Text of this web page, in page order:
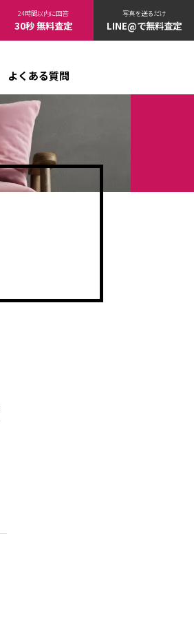
24時間以内に回答
30秒 無料査定
写真を送るだけ
LINE@で無料査定
よくある質問